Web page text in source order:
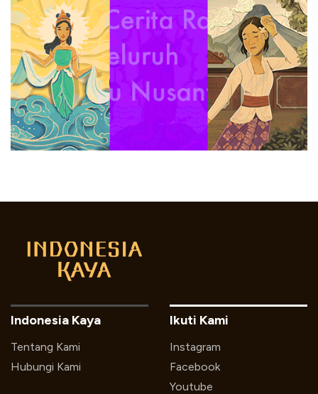
Indonesia Kaya
Tentang Kami
Hubungi Kami
Ikuti Kami
Instagram
Facebook
Youtube